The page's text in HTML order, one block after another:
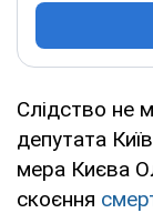
Слідство не
депутата
мера Києва
скоєння